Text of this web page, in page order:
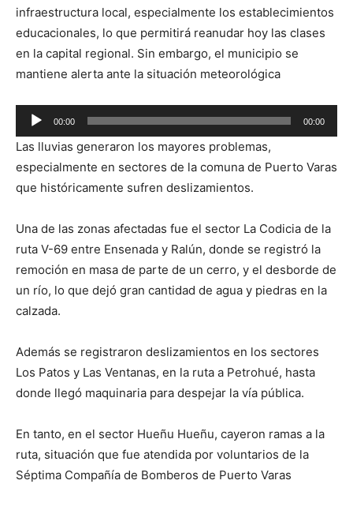
infraestructura local, especialmente los establecimientos
educacionales, lo que permitirá reanudar hoy las clases
en la capital regional. Sin embargo, el municipio se
mantiene alerta ante la situación meteorológica
Reproductor
de
audio
00:00 00:00
Las lluvias generaron los mayores problemas,
especialmente en sectores de la comuna de Puerto Varas
que históricamente sufren deslizamientos.
Una de las zonas afectadas fue el sector La Codicia de la
ruta V-69 entre Ensenada y Ralún, donde se registró la
remoción en masa de parte de un cerro, y el desborde de
un río, lo que dejó gran cantidad de agua y piedras en la
calzada.
Además se registraron deslizamientos en los sectores
Los Patos y Las Ventanas, en la ruta a Petrohué, hasta
donde llegó maquinaria para despejar la vía pública.
En tanto, en el sector Hueñu Hueñu, cayeron ramas a la
ruta, situación que fue atendida por voluntarios de la
Séptima Compañía de Bomberos de Puerto Varas